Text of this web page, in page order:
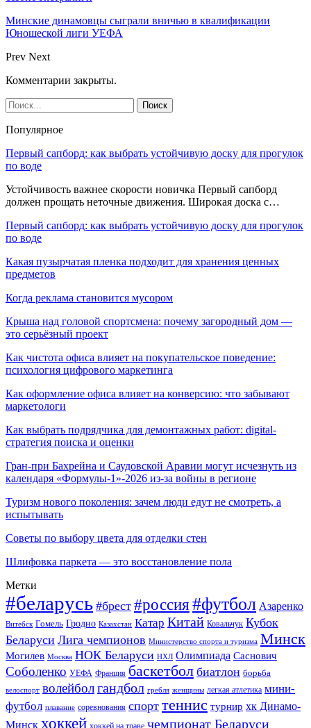
Минские динамовцы сыграли вничью в квалификации
Юношеской лиги УЕФА
Prev Next
Комментарии закрыты.
Популярное
Первый сапборд: как выбрать устойчивую доску для прогулок
по воде
Устойчивость важнее скорости новичка Первый сапборд
должен прощать неточные движения. Широкая доска с…
Первый сапборд: как выбрать устойчивую доску для прогулок
по воде
Какая пузырчатая пленка подходит для хранения ценных
предметов
Когда реклама становится мусором
Крыша над головой спортсмена: почему загородный дом —
это серьёзный проект
Как чистота офиса влияет на покупательское поведение:
психология цифрового маркетинга
Как оформление офиса влияет на конверсию: что забывают
маркетологи
Как выбрать подрядчика для демонтажных работ: digital-
стратегия поиска и оценки
Гран-при Бахрейна и Саудовской Аравии могут исчезнуть из
календаря «Формулы-1»-2026 из-за войны в регионе
Туризм нового поколения: зачем люди едут не смотреть, а
испытывать
Советы по выбору цвета для отделки стен
Шлифовка паркета — это восстановление пола
Метки
#беларусь #брест #россия#футбол Азаренко
Витебск Гомель Гродно Казахстан Катар Китай Ковальчук Кубок
Беларуси Лига чемпионов Министерство спорта и туризма Минск
Могилев Москва НОК Беларуси НХЛ Олимпиада Саснович
Соболенко УЕФА Франция баскетбол биатлон борьба
велоспорт волейболгандбол гребля женщины легкая атлетика мини-
футбол плавание соревнования спорт теннис турнир хк Динамо-
Минск хоккей хоккей на траве чемпионат Беларуси